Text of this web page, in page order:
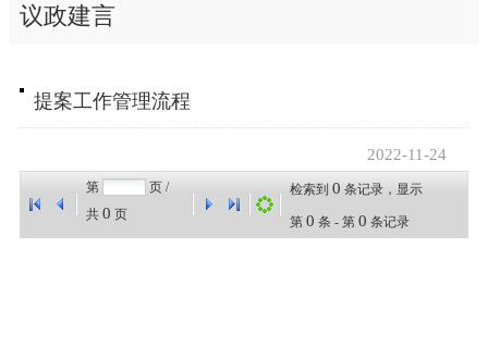
议政建言
提案工作管理流程
2022-11-24
第
页 /
共 0 页
检索到 0 条记录，显示
第 0 条 - 第 0 条记录